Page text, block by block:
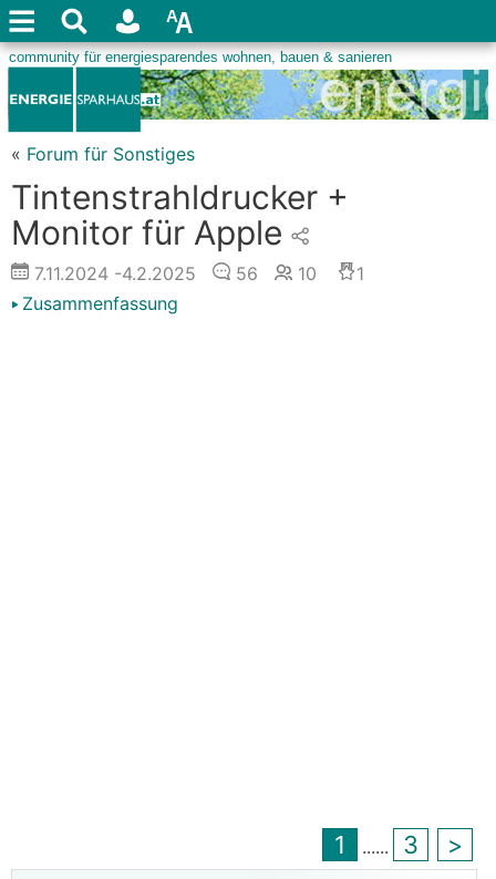
« Forum für Sonstiges
Tintenstrahldrucker +
Monitor für Apple
7.11.2024 -4.2.2025 56 10
1
Zusammenfassung
1 ...... 3 >